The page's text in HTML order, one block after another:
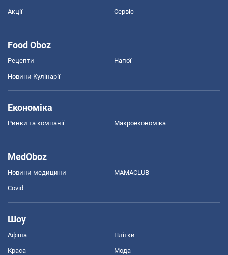
Акції Сервіс
Food Oboz
Рецепти Напої
Новини Кулінарії
Економіка
Ринки та компанії Макроекономіка
MedOboz
Новини медицини MAMACLUB
Covid
Шоу
Афіша Плітки
Краса Мода